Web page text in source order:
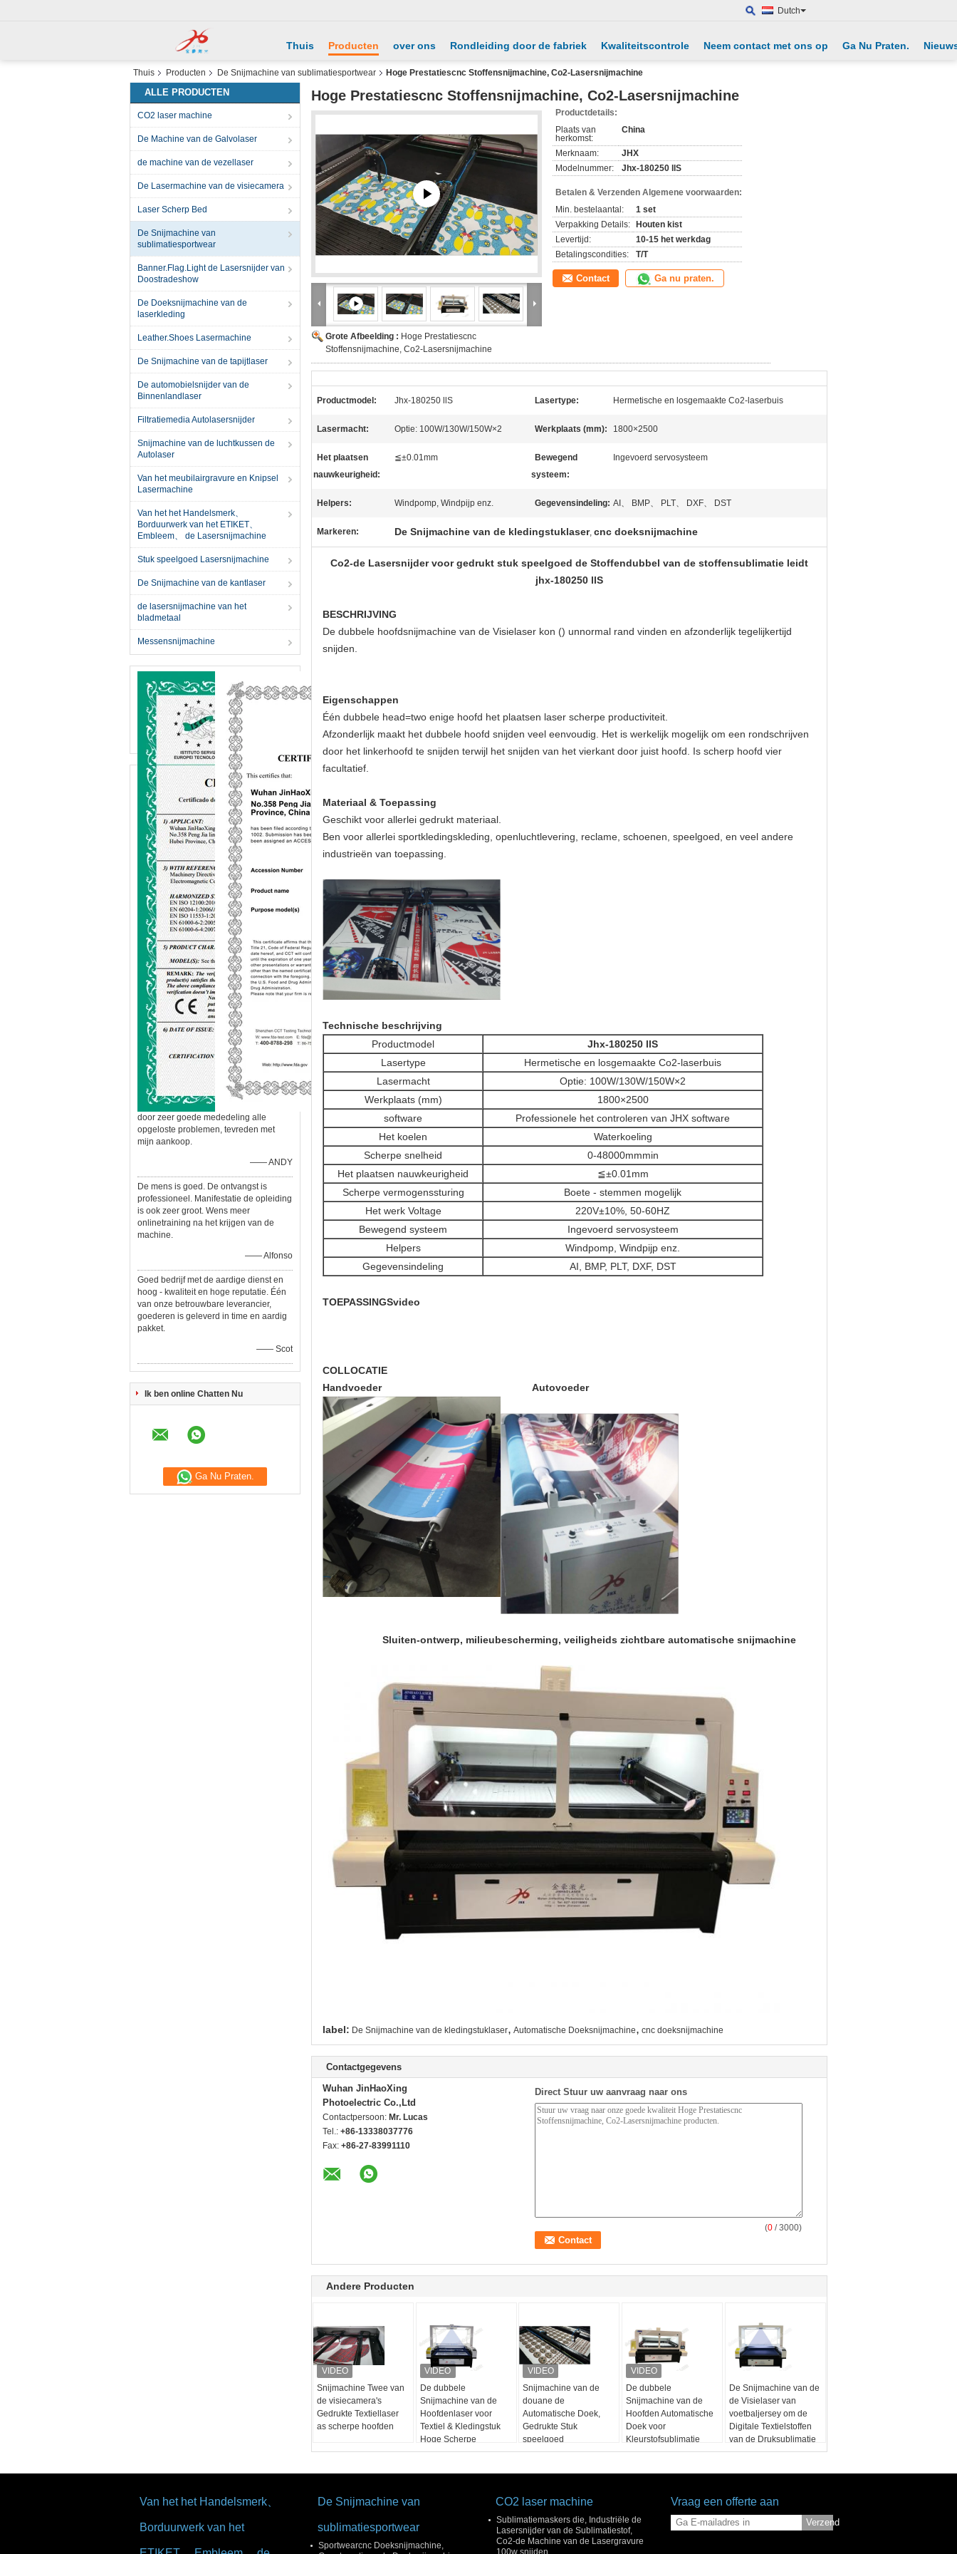
Dutch
Thuis Producten over ons Rondleiding door de fabriek Kwaliteitscontrole Neem contact met ons op Ga Nu Praten.
Thuis Producten De Snijmachine van sublimatiesportwear Hoge Prestatiescnc Stoffensnijmachine, Co2-Lasersnijmachine
ALLE PRODUCTEN
CO2 laser machine
De Machine van de Galvolaser
de machine van de vezellaser
De Lasermachine van de visiecamera
Laser Scherp Bed
De Snijmachine van
sublimatiesportwear
Banner.Flag.Light de Lasersnijder van
Doostradeshow
De Doeksnijmachine van de
laserkleding
Leather.Shoes Lasermachine
De Snijmachine van de tapijtlaser
De automobielsnijder van de
Binnenlandlaser
Filtratiemedia Autolasersnijder
Snijmachine van de luchtkussen de
Autolaser
Van het meubilairgravure en Knipsel
Lasermachine
Van het het Handelsmerk、
Borduurwerk van het ETIKET、
Embleem、 de Lasersnijmachine
Stuk speelgoed Lasersnijmachine
De Snijmachine van de kantlaser
de lasersnijmachine van het
bladmetaal
Messensnijmachine
door zeer goede mededeling alle
opgeloste problemen, tevreden met
mijn aankoop.
—— ANDY
De mens is goed. De ontvangst is
professioneel. Manifestatie de opleiding
is ook zeer groot. Wens meer
onlinetraining na het krijgen van de
machine.
—— Alfonso
Goed bedrijf met de aardige dienst en
hoog - kwaliteit en hoge reputatie. Één
van onze betrouwbare leverancier,
goederen is geleverd in time en aardig
pakket.
—— Scot
Ik ben online Chatten Nu
Ga Nu Praten.
Hoge Prestatiescnc Stoffensnijmachine, Co2-Lasersnijmachine
Grote Afbeelding : Hoge Prestatiescnc
Stoffensnijmachine, Co2-Lasersnijmachine
Productdetails:
Plaats van
herkomst:
China
Merknaam:
JHX
Modelnummer:
Jhx-180250 llS
Betalen & Verzenden Algemene voorwaarden:
Min. bestelaantal:
1 set
Verpakking Details:
Houten kist
Levertijd:
10-15 het werkdag
Betalingscondities:
T/T
Contact Ga nu praten.
Productmodel: Jhx-180250 llS Lasertype: Hermetische en losgemaakte Co2-laserbuis
Lasermacht: Optie: 100W/130W/150W×2 Werkplaats (mm): 1800×2500
Het plaatsen
nauwkeurigheid:
≦±0.01mm
Bewegend
systeem:
Ingevoerd servosysteem
Helpers: Windpomp, Windpijp enz. Gegevensindeling: AI、 BMP、 PLT、 DXF、 DST
Markeren: De Snijmachine van de kledingstuklaser, cnc doeksnijmachine
Co2-de Lasersnijder voor gedrukt stuk speelgoed de Stoffendubbel van de stoffensublimatie leidt
jhx-180250 llS
BESCHRIJVING
De dubbele hoofdsnijmachine van de Visielaser kon () unnormal rand vinden en afzonderlijk tegelijkertijd
snijden.
Eigenschappen
Één dubbele head=two enige hoofd het plaatsen laser scherpe productiviteit.
Afzonderlijk maakt het dubbele hoofd snijden veel eenvoudig. Het is werkelijk mogelijk om een rondschrijven
door het linkerhoofd te snijden terwijl het snijden van het vierkant door juist hoofd. Is scherp hoofd vier
facultatief.
Materiaal & Toepassing
Geschikt voor allerlei gedrukt materiaal.
Ben voor allerlei sportkledingskleding, openluchtlevering, reclame, schoenen, speelgoed, en veel andere
industrieën van toepassing.
Technische beschrijving
Productmodel
Jhx-180250 llS
Lasertype
Hermetische en losgemaakte Co2-laserbuis
Lasermacht
Optie: 100W/130W/150W×2
Werkplaats (mm)
1800×2500
software
Professionele het controleren van JHX software
Het koelen
Waterkoeling
Scherpe snelheid
0-48000mmmin
Het plaatsen nauwkeurigheid
≦±0.01mm
Scherpe vermogenssturing
Boete - stemmen mogelijk
Het werk Voltage
220V±10%, 50-60HZ
Bewegend systeem
Ingevoerd servosysteem
Helpers
Windpomp, Windpijp enz.
Gegevensindeling
AI, BMP, PLT, DXF, DST
TOEPASSINGSvideo
COLLOCATIE
Handvoeder Autovoeder
Sluiten-ontwerp, milieubescherming, veiligheids zichtbare automatische snijmachine
label: De Snijmachine van de kledingstuklaser, Automatische Doeksnijmachine, cnc doeksnijmachine
Contactgegevens
Wuhan JinHaoXing
Photoelectric Co.,Ltd
Contactpersoon: Mr. Lucas
Tel.: +86-13338037776
Fax: +86-27-83991110
Direct Stuur uw aanvraag naar ons
(0 / 3000)
Andere Producten
Snijmachine Twee van
de visiecamera's
Gedrukte Textiellaser
as scherpe hoofden
De dubbele
Snijmachine van de
Hoofdenlaser voor
Textiel & Kledingstuk
Hoge Scherpe
Snelheid
Snijmachine van de
douane de
Automatische Doek,
Gedrukte Stuk
speelgoed
Lasersnijmachine
De dubbele
Snijmachine van de
Hoofden Automatische
Doek voor
Kleurstofsublimatie
Swimwear
De Snijmachine van de
de Visielaser van
voetbaljersey om de
Digitale Textielstoffen
van de Druksublimatie
Te snijden
Van het het Handelsmerk、
Borduurwerk van het
De Snijmachine van
sublimatiesportwear
Sportwearcnc Doeksnijmachine,
CO2 laser machine
Sublimatiemaskers die, Industriële de
Lasersnijder van de Sublimatiestof,
Co2-de Machine van de Lasergravure
100w snijden
Vraag een offerte aan
Verzend